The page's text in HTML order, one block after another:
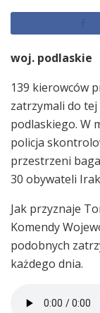
woj. podlaskie
139 kierowców
zatrzymali do
podlaskiego. W
policja
przestrzeni
30 obywateli
Jak przyznaje
Komendy
podobnych
każdego dnia.